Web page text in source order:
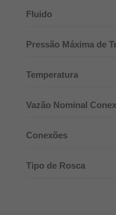
Fluido
Pressão Máxima de
Temperatura
Vazão Nominal
Conexões
Tipo de Rosca